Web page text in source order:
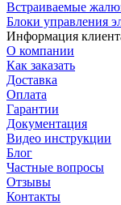
Встраиваемые
Блоки управления
Информация
О компании
Как заказать
Доставка
Оплата
Гарантии
Документация
Видео инструкции
Блог
Частные вопросы
Отзывы
Контакты